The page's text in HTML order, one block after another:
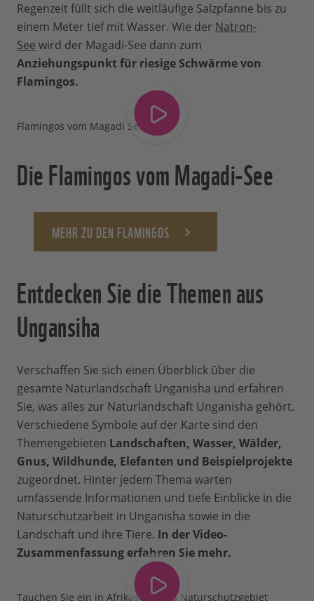
Regenzeit füllt sich die weitläufige Salzpfanne bis zu
einem Meter tief mit Wasser. Wie der Natron-
See wird der Magadi-See dann zum
Anziehungspunkt für riesige Schwärme von
Flamingos.
Flamingos vom Magadi See
Die Flamingos vom Magadi-See
MEHR ZU DEN FLAMINGOS
Entdecken Sie die Themen aus
Ungansiha
Verschaffen Sie sich einen Überblick über die
gesamte Naturlandschaft Unganisha und erfahren
Sie, was alles zur Naturlandschaft Unganisha gehört.
Verschiedene Symbole auf der Karte sind den
Themengebieten Landschaften, Wasser, Wälder,
Gnus, Wildhunde, Elefanten und Beispielprojekte
zugeordnet. Hinter jedem Thema warten
umfassende Informationen und tiefe Einblicke in die
Naturschutzarbeit in Unganisha sowie in die
Landschaft und ihre Tiere. In der Video-
Zusammenfassung erfahren Sie mehr.
Tauchen Sie ein in Afrikas größtes Naturschutzgebiet